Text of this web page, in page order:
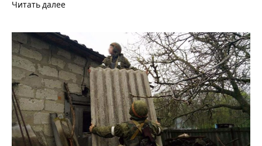
Читать далее